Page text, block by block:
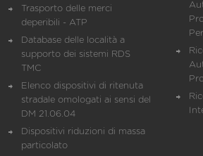
Trasporto delle merci
deperibili - ATP
Database delle località a
supporto dei sistemi RDS
TMC
Elenco dispositivi di ritenuta
stradale omologati ai sensi del
DM 21.06.04
Dispositivi riduzioni di massa
particolato